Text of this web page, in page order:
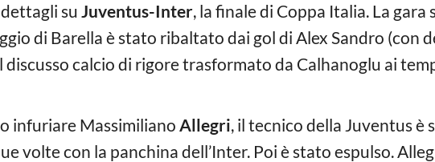
su Juventus-Inter, la finale di Coppa Italia. La
di Barella è stato ribaltato dai gol di Alex Sandro (con
discusso calcio di rigore trasformato da Calhanoglu ai
infuriare Massimiliano Allegri, il tecnico della Juventus è
volte con la panchina dell’Inter. Poi è stato espulso.